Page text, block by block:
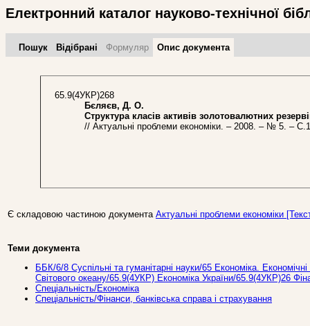
Електронний каталог науково-технічної
Пошук Відібрані Формуляр Опис документа
65.9(4УКР)268
Бєляєв, Д. О.
Структура класів активів золотовалютних
// Актуальні проблеми економіки. – 2008. – № 5. –
Є складовою частиною документа Актуальні проблеми економіки
Теми документа
ББК/6/8 Суспільні та гуманітарні науки/65 Економіка.
Світового океану/65.9(4УКР) Економіка України/65.9(4УКР)26
Спеціальність/Економіка
Спеціальність/Фінанси, банківська справа і страхування